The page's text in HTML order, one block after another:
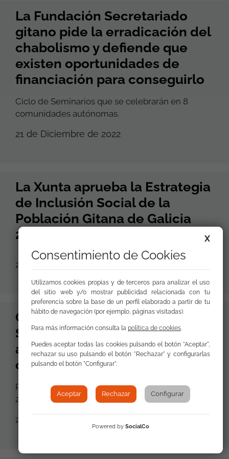
La Fundación Secretariado
gitano pide la erradicación del
chabolismo y defiende que
existen oportunidades de
financiación para conseguirlo
Ciclo de Seminarios que se celebrarán en 8
comunidades autónomas.
21 de Diciembre de 2022
La Xunta aprueba la Estrategia
de Inclusión Social de la
Población Gitana de Galicia
2014-2020
23 de Enero de 2015
Comunicado de la Fundación
Secretariado Gitano sobre un
artículo publicado en el diario
online "El Español"
Respuesta al artículo de El Español de 22 de abril
2021: “Los gitanos contra el Secretariado Gitano”
24 de Abril de 2021
X
Consentimiento de Cookies
Utilizamos cookies propias y de terceros para analizar el uso
del sitio web y/o mostrar publicidad relacionada con tu
preferencia sobre la base de un perfil elaborado a partir de tu
hábito de navegación (por ejemplo, páginas visitadas).
Para más información consulta la política de cookies.
Puedes aceptar todas las cookies pulsando el botón "Aceptar",
rechazar su uso pulsando el botón "Rechazar" y configurarlas
pulsando el botón "Configurar".
Aceptar Rechazar Configurar
Powered by SocialCo